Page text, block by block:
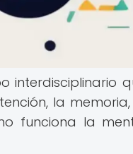
interdisciplinario
la
funciona la